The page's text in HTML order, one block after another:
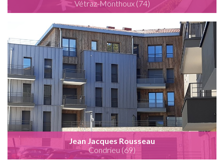
Vétraz-Monthoux (74)
Jean Jacques Rousseau
Condrieu (69)